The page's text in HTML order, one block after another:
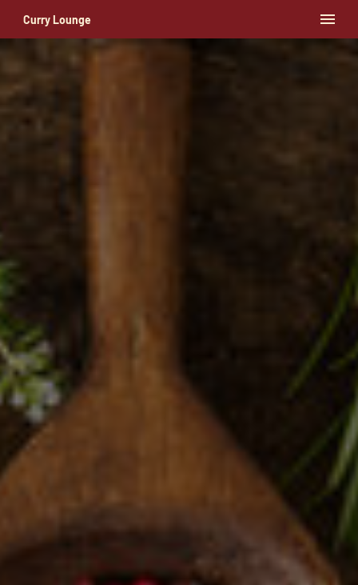
Curry Lounge